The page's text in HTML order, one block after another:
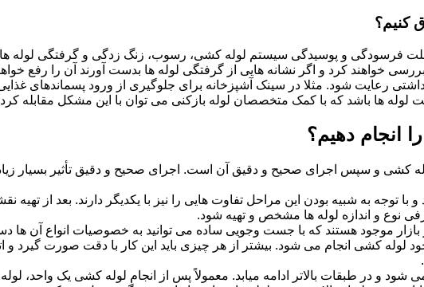
کنیم؟
فرسودگی و پوسیدگی سیستم لوله کشی، رسوب، زنگ زدگی و گرفتگی لوله
خواهند کرد و اگر نشانه هایی از گرفتگی لوله ها بدست آورند آن را رفع
رعایت شود. مثلا در سینک آشپزخانه برای جلوگیری از ورود پسماندهای
لوله ها باشد که با کمک متخصصان لوله بازکنی می توان با این مشکل مقابله
انجام دهیم؟
کشی و سپس اجرای صحیح و دقیق آن است. اجرای صحیح و دقیق تأثیر بسیار
توجه به شبیه بودن این مراحل تفاوت هایی را نیز با یکدیگر دارند. بعد از تهیه
نوع و اندازه لوله ها مشخص و تهیه شود.
موجود هستند که با جست وجویی ساده می توانید به خصوصیات انواع آن ها
لوله کشی انجام می شود. بیشتر از هر چیزی باید این کار با دقت صورت گیرد
شود و در طبقات بالاتر ادامه میابد. معمولاً پس از انجام لوله کشی یک واحد،